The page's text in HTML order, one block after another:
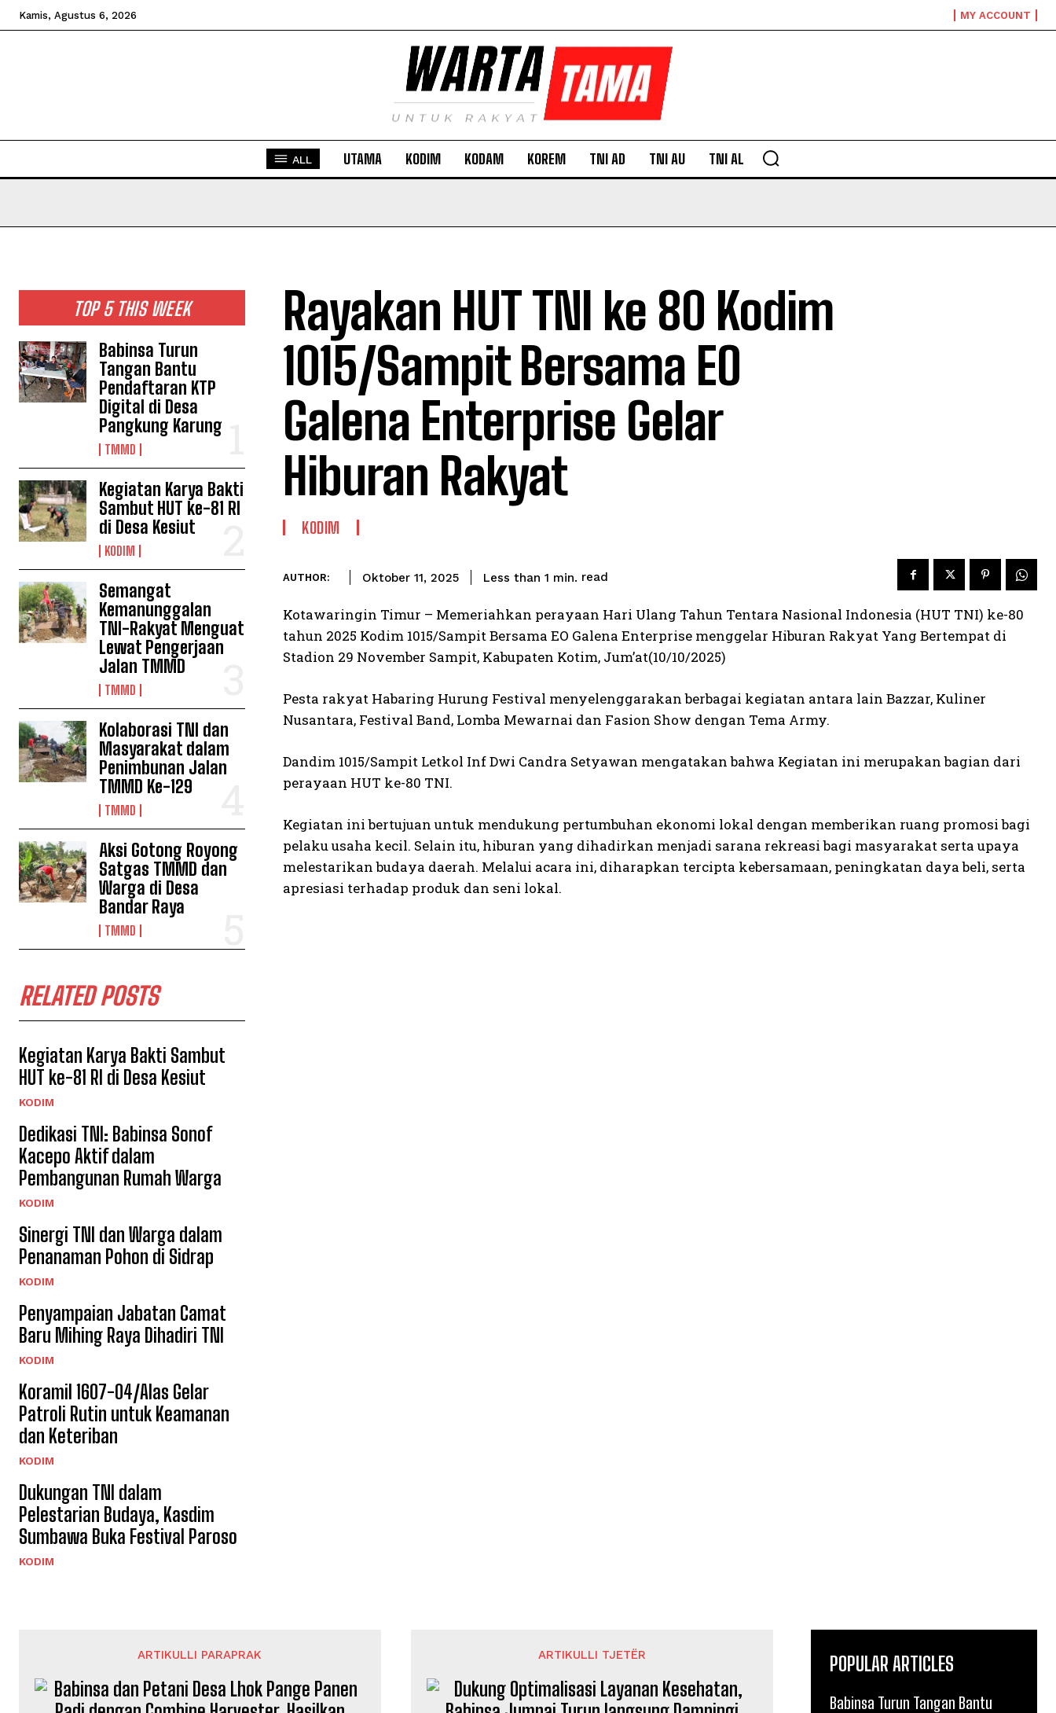
Kamis, Agustus 6, 2026 MY ACCOUNT
ALL UTAMA KODIM KODAM KOREM TNI AD TNI AU TNI AL
TOP 5 THIS WEEK
Babinsa Turun
Tangan Bantu
Pendaftaran KTP
Digital di Desa
Pangkung Karung
TMMD
Kegiatan Karya Bakti
Sambut HUT ke-81 RI
di Desa Kesiut
KODIM
Semangat
Kemanunggalan
TNI-Rakyat Menguat
Lewat Pengerjaan
Jalan TMMD
TMMD
Kolaborasi TNI dan
Masyarakat dalam
Penimbunan Jalan
TMMD Ke-129
TMMD
Aksi Gotong Royong
Satgas TMMD dan
Warga di Desa
Bandar Raya
TMMD
RELATED POSTS
Kegiatan Karya Bakti Sambut
HUT ke-81 RI di Desa Kesiut
KODIM
Dedikasi TNI: Babinsa Sonof
Kacepo Aktif dalam
Pembangunan Rumah Warga
KODIM
Sinergi TNI dan Warga dalam
Penanaman Pohon di Sidrap
KODIM
Penyampaian Jabatan Camat
Baru Mihing Raya Dihadiri TNI
KODIM
Koramil 1607-04/Alas Gelar
Patroli Rutin untuk Keamanan
dan Keteriban
KODIM
Dukungan TNI dalam
Pelestarian Budaya, Kasdim
Sumbawa Buka Festival Paroso
KODIM
Rayakan HUT TNI ke 80 Kodim
1015/Sampit Bersama EO
Galena Enterprise Gelar
Hiburan Rakyat
KODIM
AUTHOR: Oktober 11, 2025 Less than 1 min. read
Kotawaringin Timur – Memeriahkan perayaan Hari Ulang Tahun Tentara Nasional Indonesia (HUT TNI) ke-80
tahun 2025 Kodim 1015/Sampit Bersama EO Galena Enterprise menggelar Hiburan Rakyat Yang Bertempat di
Stadion 29 November Sampit, Kabupaten Kotim, Jum’at(10/10/2025)
Pesta rakyat Habaring Hurung Festival menyelenggarakan berbagai kegiatan antara lain Bazzar, Kuliner
Nusantara, Festival Band, Lomba Mewarnai dan Fasion Show dengan Tema Army.
Dandim 1015/Sampit Letkol Inf Dwi Candra Setyawan mengatakan bahwa Kegiatan ini merupakan bagian dari
perayaan HUT ke-80 TNI.
Kegiatan ini bertujuan untuk mendukung pertumbuhan ekonomi lokal dengan memberikan ruang promosi bagi
pelaku usaha kecil. Selain itu, hiburan yang dihadirkan menjadi sarana rekreasi bagi masyarakat serta upaya
melestarikan budaya daerah. Melalui acara ini, diharapkan tercipta kebersamaan, peningkatan daya beli, serta
apresiasi terhadap produk dan seni lokal.
ARTIKULLI PARAPRAK ARTIKULLI TJETËR POPULAR ARTICLES
Babinsa Turun Tangan Bantu